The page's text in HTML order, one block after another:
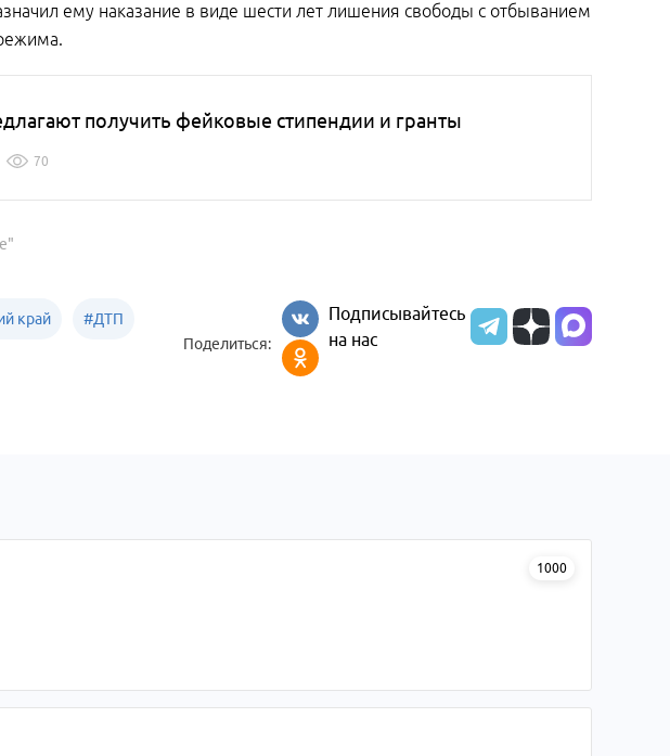
ему наказание в виде шести лет лишения свободы с отбыванием
получить фейковые стипендии и гранты
70
край #ДТП
Поделиться:
Подписывайтесь
на нас
1000